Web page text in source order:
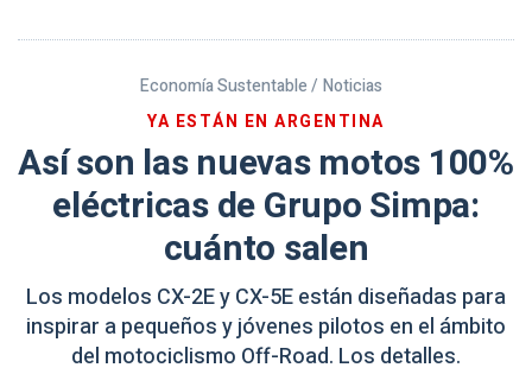
Economía Sustentable / Noticias
YA ESTÁN EN ARGENTINA
Así son las nuevas motos 100%
eléctricas de Grupo Simpa:
cuánto salen
Los modelos CX-2E y CX-5E están diseñadas para
inspirar a pequeños y jóvenes pilotos en el ámbito
del motociclismo Off-Road. Los detalles.